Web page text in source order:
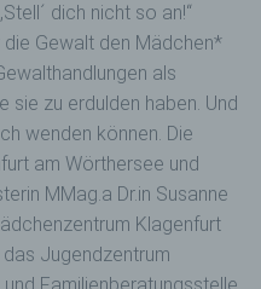
dich nicht so an!“
Gewalt den Mädchen*
als
sie zu erdulden haben. Und
wenden können. Die
am Wörthersee und
MMag.a Dr.in Susanne
Klagenfurt
Jugendzentrum